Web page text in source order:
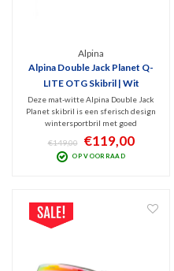
Alpina
Alpina Double Jack Planet Q-
LITE OTG Skibril | Wit
Deze mat-witte Alpina Double Jack
Planet skibril is een sferisch design
wintersportbril met goed
beschermende, contrastrijke
spiegellens voor wisselvallig weer
(Cat.2). Medium formaat skibril, zeer
€149,00 €119,00
OP VOORRAAD